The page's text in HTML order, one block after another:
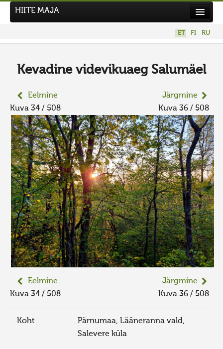
Tööd
Tegutse
Kuvavõistlused
UUS KUVAVÕISTLUS
Hiite kuvavõistlus 2026
VANEMAD KUVAVÕISTLUSED
Kontakt
HIITE MAJA
ET FI RU
Kevadine videvikuaeg Salumäel
Eelmine
Kuva 34 / 508
Järgmine
Kuva 36 / 508
Eelmine
Kuva 34 / 508
Järgmine
Kuva 36 / 508
Koht
Pärnumaa, Lääneranna vald,
Salevere küla